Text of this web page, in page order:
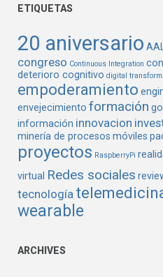
ETIQUETAS
20 aniversario
congreso Continuous Integration
deterioro cognitivo digital
empoderamiento
envejecimiento formación
información innovacion
minería de procesos móviles
proyectos RaspberryPi
virtual Redes sociales
tecnología
wearable
ARCHIVES